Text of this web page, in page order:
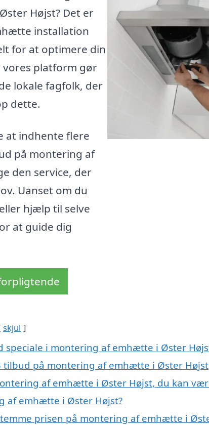
Højst? Det er
installation
for at optimere din
vores platform gør
lokale fagfolk, der
dette.
at indhente flere
på montering af
den service, der
Uanset om du
hjælp til selve
at guide dig
skjul
speciale i montering af emhætte i Øster
på montering af emhætte i Øster Højst
af emhætte i Øster Højst, du kan
af emhætte i Øster Højst?
prisen på montering af emhætte i